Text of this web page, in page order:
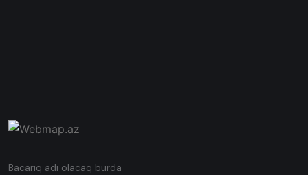
Bacariq adi olacaq burda